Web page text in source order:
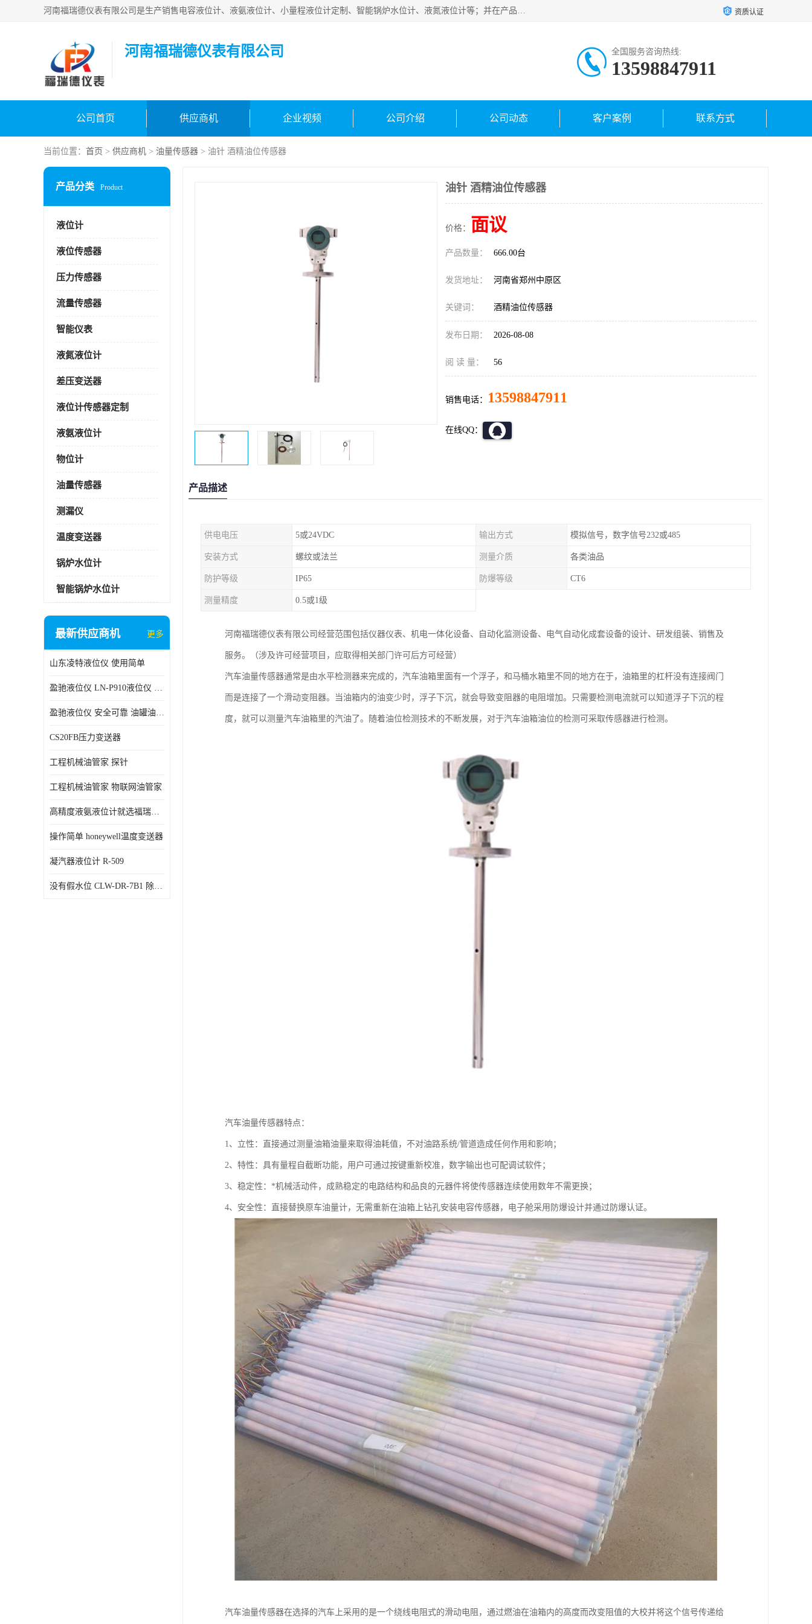
河南福瑞德仪表有限公司是生产销售电容液位计、液氨液位计、小量程液位计定制、智能锅炉水位计、液氮液位计等；并在产品开发、研制的过程中，吸取国内外仪器仪表的技术精华，建立了一支高、精、尖的科研开发队伍，使产品性能不断升级。 资质认证
河南福瑞德仪表有限公司 全国服务咨询热线:
13598847911
公司首页 供应商机 企业视频 公司介绍 公司动态 客户案例 联系方式
当前位置： 首页 > 供应商机 > 油量传感器 > 油针 酒精油位传感器
产品分类 Product
液位计
液位传感器
压力传感器
流量传感器
智能仪表
液氮液位计
差压变送器
液位计传感器定制
液氨液位计
物位计
油量传感器
测漏仪
温度变送器
锅炉水位计
智能锅炉水位计
最新供应商机 更多
山东凌特液位仪 使用简单
盈驰液位仪 LN-P910液位仪 安全可靠
盈驰液位仪 安全可靠 油罐油位检测
CS20FB压力变送器
工程机械油管家 探针
工程机械油管家 物联网油管家
高精度液氨液位计就选福瑞德仪表
操作简单 honeywell温度变送器
凝汽器液位计 R-509
没有假水位 CLW-DR-7B1 除氧器水位测量
油针 酒精油位传感器
价格： 面议
产品数量： 666.00台
发货地址： 河南省郑州中原区
关键词： 酒精油位传感器
发布日期： 2026-08-08
阅 读 量： 56
销售电话： 13598847911
在线QQ：
产品描述
供电电压 5或24VDC 输出方式 模拟信号，数字信号232或485
安装方式 螺纹或法兰 测量介质 各类油品
防护等级 IP65 防爆等级 CT6
测量精度 0.5或1级
河南福瑞德仪表有限公司经营范围包括仪器仪表、机电一体化设备、自动化监测设备、电气自动化成套设备的设计、研发组装、销售及
服务。（涉及许可经营项目，应取得相关部门许可后方可经营）
汽车油量传感器通常是由水平检测器来完成的，汽车油箱里面有一个浮子，和马桶水箱里不同的地方在于，油箱里的杠杆没有连接阀门
而是连接了一个滑动变阻器。当油箱内的油变少时，浮子下沉，就会导致变阻器的电阻增加。只需要检测电流就可以知道浮子下沉的程
度，就可以测量汽车油箱里的汽油了。随着油位检测技术的不断发展，对于汽车油箱油位的检测可采取传感器进行检测。
汽车油量传感器特点：
1、立性：直接通过测量油箱油量来取得油耗值，不对油路系统/管道造成任何作用和影响；
2、特性：具有量程自截断功能，用户可通过按键重新校准，数字输出也可配调试软件；
3、稳定性：*机械活动件，成熟稳定的电路结构和品良的元器件将使传感器连续使用数年不需更换；
4、安全性：直接替换原车油量计，无需重新在油箱上钻孔安装电容传感器，电子舱采用防爆设计并通过防爆认证。
汽车油量传感器在选择的汽车上采用的是一个绕线电阻式的滑动电阻，通过燃油在油箱内的高度而改变阻值的大校并将这个信号传递给